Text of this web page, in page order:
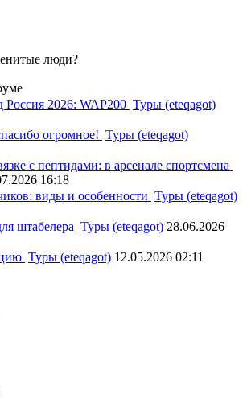
люди?
2026: WAP200 Туры (eteqagot)
огромное! Туры (eteqagot)
с пептидами: в арсенале спортсмена
16:18
виды и особенности Туры (eteqagot)
штабелера Туры (eteqagot) 28.06.2026
Туры (eteqagot) 12.05.2026 02:11